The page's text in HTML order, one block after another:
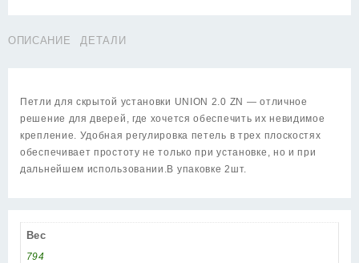
(Пунто)
ZN/IND
ОПИСАНИЕ ДЕТАЛИ
Петли для скрытой установки UNION 2.0 ZN — отличное
решение для дверей, где хочется обеспечить их невидимое
крепление. Удобная регулировка петель в трех плоскостях
обеспечивает простоту не только при установке, но и при
дальнейшем использовании.В упаковке 2шт.
Вес
794